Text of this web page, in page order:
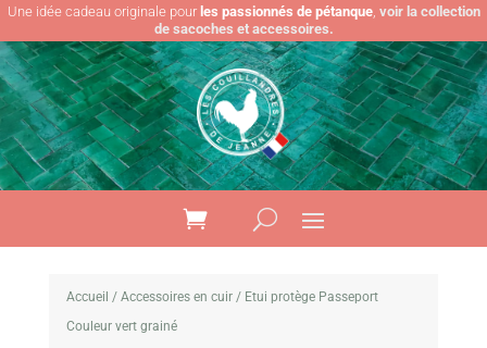
Une idée cadeau originale pour les passionnés de pétanque, voir la collection
de sacoches et accessoires.
Accueil / Accessoires en cuir/ Etui protège Passeport
Couleur vert grainé